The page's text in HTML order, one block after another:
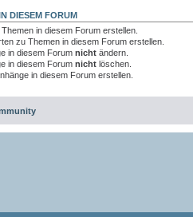
DIESEM FORUM
in diesem Forum erstellen.
zu Themen in diesem Forum erstellen.
in diesem Forum nicht ändern.
in diesem Forum nicht löschen.
in diesem Forum erstellen.